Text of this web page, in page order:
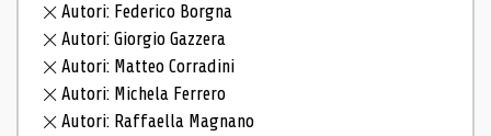
Autori: Federico Borgna
Autori: Giorgio Gazzera
Autori: Matteo Corradini
Autori: Michela Ferrero
Autori: Raffaella Magnano